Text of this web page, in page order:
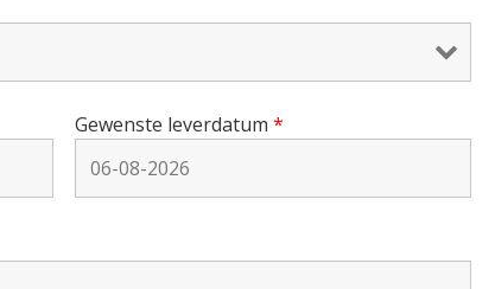
Gewenste leverdatum *